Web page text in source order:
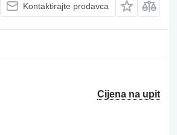
Kontaktirajte prodavca
Cijena na upit